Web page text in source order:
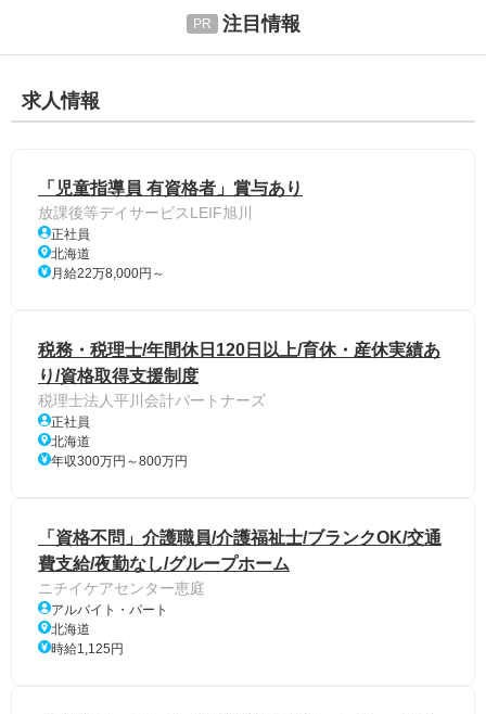
注目情報
求人情報
「児童指導員 有資格者」賞与あり
放課後等デイサービスLEIF旭川
正社員
北海道
月給22万8,000円～
税務・税理士/年間休日120日以上/育休・産休実績あ
り/資格取得支援制度
税理士法人平川会計パートナーズ
正社員
北海道
年収300万円～800万円
「資格不問」介護職員/介護福祉士/ブランクOK/交通
費支給/夜勤なし/グループホーム
ニチイケアセンター恵庭
アルバイト・パート
北海道
時給1,125円